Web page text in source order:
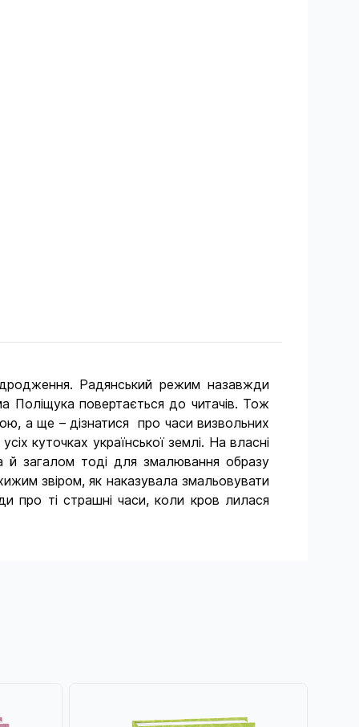
Радянський режим назавжди
Поліщука повертається до читачів. Тож
а ще – дізнатися про часи визвольних
куточках української землі. На власні
й загалом тоді для змалювання образу
звіром, як наказувала змальовувати
про ті страшні часи, коли кров лилася